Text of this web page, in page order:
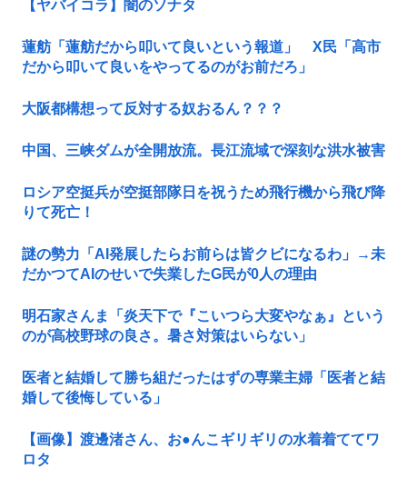
【ヤバイコラ】闇のソナタ
蓮舫「蓮舫だから叩いて良いという報道」 X民「高市
だから叩いて良いをやってるのがお前だろ」
大阪都構想って反対する奴おるん？？？
中国、三峡ダムが全開放流。長江流域で深刻な洪水被害
ロシア空挺兵が空挺部隊日を祝うため飛行機から飛び降
りて死亡！
謎の勢力「AI発展したらお前らは皆クビになるわ」→未
だかつてAIのせいで失業したG民が0人の理由
明石家さんま「炎天下で『こいつら大変やなぁ』という
のが高校野球の良さ。暑さ対策はいらない」
医者と結婚して勝ち組だったはずの専業主婦「医者と結
婚して後悔している」
【画像】渡邊渚さん、お●んこギリギリの水着着ててワ
ロタ